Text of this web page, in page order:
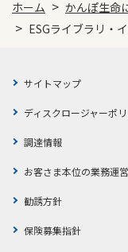
ホーム > かんぽ生命
> ESGライブラリ・
サイトマップ
ディスクロージャーポ
調達情報
お客さま本位の業務運
勧誘方針
保険募集指針